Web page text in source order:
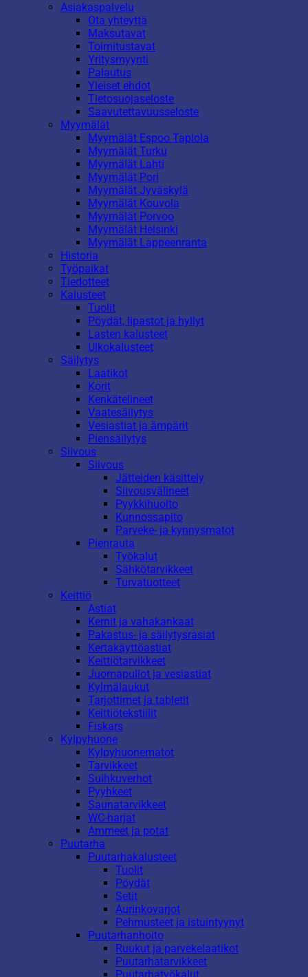
Asiakaspalvelu
Ota yhteyttä
Maksutavat
Toimitustavat
Yritysmyynti
Palautus
Yleiset ehdot
Tietosuojaseloste
Saavutettavuusseloste
Myymälät
Myymälät Espoo Tapiola
Myymälät Turku
Myymälät Lahti
Myymälät Pori
Myymälät Jyväskylä
Myymälät Kouvola
Myymälät Porvoo
Myymälät Helsinki
Myymälät Lappeenranta
Historia
Työpaikat
Tiedotteet
Kalusteet
Tuolit
Pöydät, lipastot ja hyllyt
Lasten kalusteet
Ulkokalusteet
Säilytys
Laatikot
Korit
Kenkätelineet
Vaatesäilytys
Vesiastiat ja ämpärit
Piensäilytys
Siivous
Siivous
Jätteiden käsittely
Siivousvälineet
Pyykkihuolto
Kunnossapito
Parveke- ja kynnysmatot
Pienrauta
Työkalut
Sähkötarvikkeet
Turvatuotteet
Keittiö
Astiat
Kernit ja vahakankaat
Pakastus- ja säilytysrasiat
Kertakäyttöastiat
Keittiötarvikkeet
Juomapullot ja vesiastiat
Kylmälaukut
Tarjottimet ja tabletit
Keittiötekstiilit
Fiskars
Kylpyhuone
Kylpyhuonematot
Tarvikkeet
Suihkuverhot
Pyyhkeet
Saunatarvikkeet
WC-harjat
Ammeet ja potat
Puutarha
Puutarhakalusteet
Tuolit
Pöydät
Setit
Aurinkovarjot
Pehmusteet ja istuintyynyt
Puutarhanhoito
Ruukut ja parvekelaatikot
Puutarhatarvikkeet